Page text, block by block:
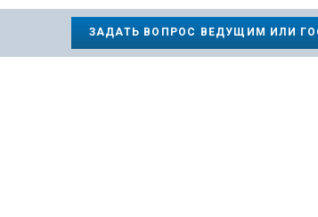
ЗАДАТЬ ВОПРОС ВЕДУЩИМ ИЛИ